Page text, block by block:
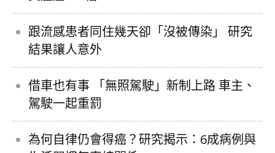
跟流感患者同住幾天卻「沒被傳染」 研究
結果讓人意外
借車也有事 「無照駕駛」新制上路 車主、
駕駛一起重罰
為何自律仍會得癌？研究揭示：6成病例與